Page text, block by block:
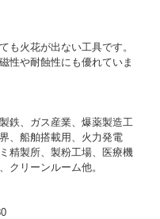
も火花が出ない工具です。
性や耐蝕性にも優れていま
鉄、ガス産業、爆薬製造工
、船舶搭載用、火力発電
精製所、製粉工場、医療機
クリーンルーム他。